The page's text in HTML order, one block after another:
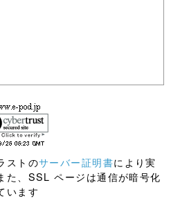
ストのサーバー証明書により実
た、SSL ページは通信が暗号化
います